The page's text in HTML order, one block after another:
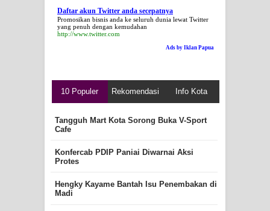
Daftar akun Twitter anda secepatnya
Promosikan bisnis anda ke seluruh dunia lewat Twitter
yang penuh dengan kemudahan
http://www.twitter.com
Ads by Iklan Papua
10 Populer Rekomendasi Info Kota
Tangguh Mart Kota Sorong Buka V-Sport
Cafe
Konfercab PDIP Paniai Diwarnai Aksi
Protes
Hengky Kayame Bantah Isu Penembakan di
Madi